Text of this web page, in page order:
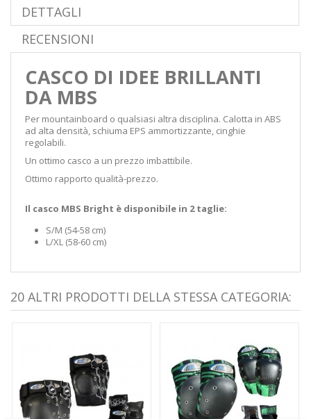
DETTAGLI
RECENSIONI
CASCO DI IDEE BRILLANTI
DA MBS
Per mountainboard o qualsiasi altra disciplina. Calotta in ABS
ad alta densità, schiuma EPS ammortizzante, cinghie
regolabili.
Un ottimo casco a un prezzo imbattibile.
Ottimo rapporto qualità-prezzo.
Il casco MBS Bright è disponibile in 2 taglie:
S/M (54-58 cm)
L/XL (58-60 cm)
20 ALTRI PRODOTTI DELLA STESSA CATEGORIA: